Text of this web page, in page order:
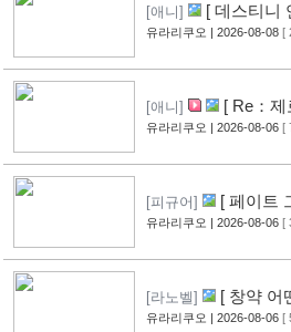
[애니]
[ 데스티니
이션화 결정 [9]
유라리쿠오 | 2026-08-08 [
[애니]
[ Re：제
활 ] 4기 탈환편 PV
유라리쿠오 | 2026-08-06 [
[피규어]
[ 페이트
이 신작 피규어 공개
유라리쿠오 | 2026-08-06 [
[라노벨]
[ 창약 어
표지 공개
[12]
유라리쿠오 | 2026-08-06 [